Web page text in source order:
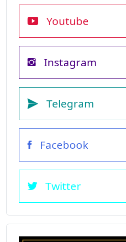
Youtube
Instagram
Telegram
Facebook
Twitter